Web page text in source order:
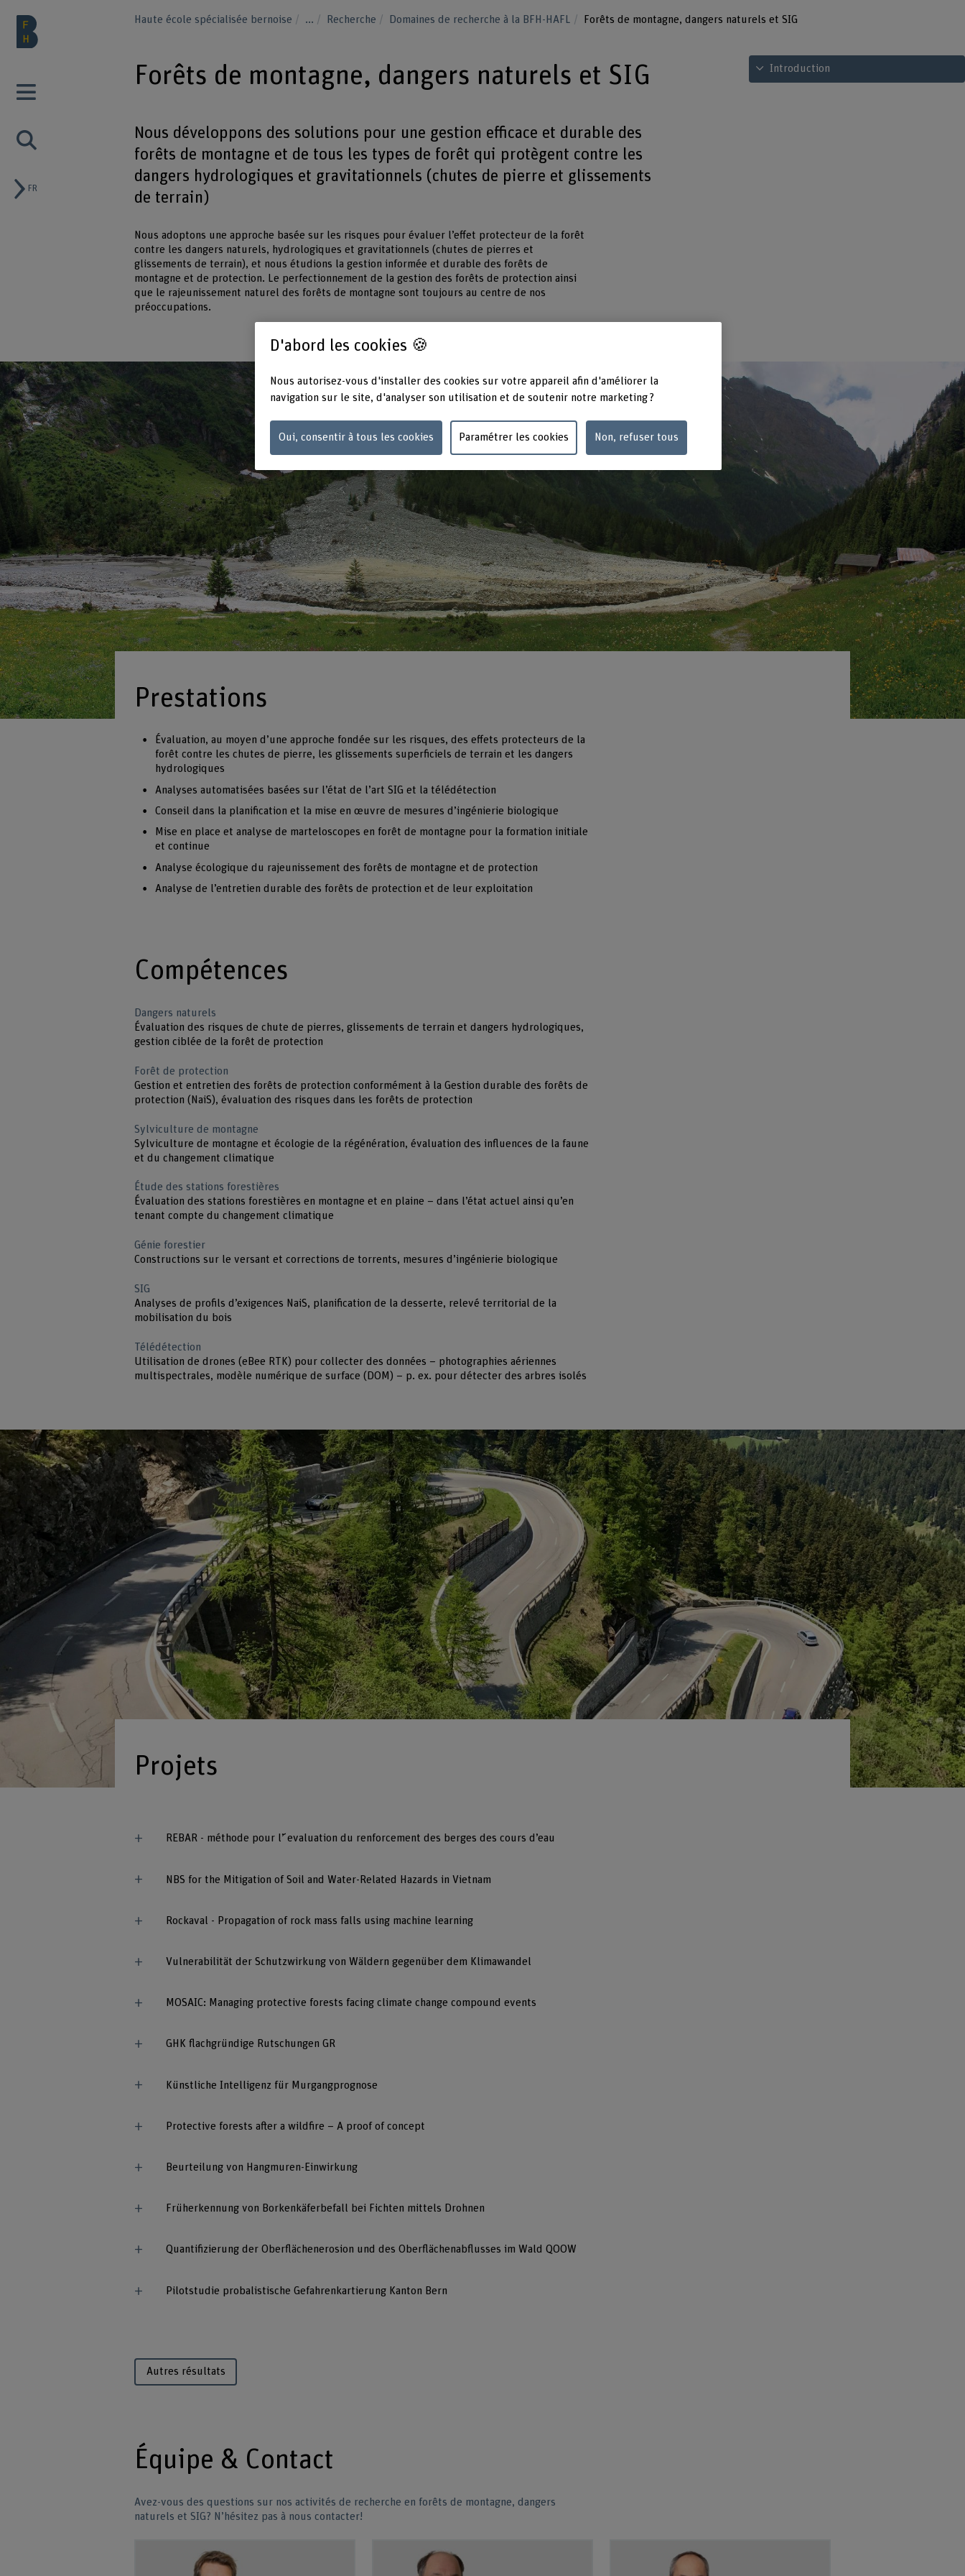
FR
Haute école spécialisée bernoise ... Recherche Domaines de recherche à la BFH-HAFL Forêts de montagne, dangers naturels et SIG
Voir le sommaire
Introduction
Forêts de montagne, dangers naturels et SIG
Nous développons des solutions pour une gestion efficace et durable des
forêts de montagne et de tous les types de forêt qui protègent contre les
dangers hydrologiques et gravitationnels (chutes de pierre et glissements
de terrain)
Nous adoptons une approche basée sur les risques pour évaluer l’effet protecteur de la forêt
contre les dangers naturels, hydrologiques et gravitationnels (chutes de pierres et
glissements de terrain), et nous étudions la gestion informée et durable des forêts de
montagne et de protection. Le perfectionnement de la gestion des forêts de protection ainsi
que le rajeunissement naturel des forêts de montagne sont toujours au centre de nos
préoccupations.
Prestations
Évaluation, au moyen d’une approche fondée sur les risques, des effets protecteurs de la
forêt contre les chutes de pierre, les glissements superficiels de terrain et les dangers
hydrologiques
Analyses automatisées basées sur l’état de l’art SIG et la télédétection
Conseil dans la planification et la mise en œuvre de mesures d’ingénierie biologique
Mise en place et analyse de marteloscopes en forêt de montagne pour la formation initiale
et continue
Analyse écologique du rajeunissement des forêts de montagne et de protection
Analyse de l’entretien durable des forêts de protection et de leur exploitation
Compétences
Dangers naturels
Évaluation des risques de chute de pierres, glissements de terrain et dangers hydrologiques,
gestion ciblée de la forêt de protection
Forêt de protection
Gestion et entretien des forêts de protection conformément à la Gestion durable des forêts de
protection (NaiS), évaluation des risques dans les forêts de protection
Sylviculture de montagne
Sylviculture de montagne et écologie de la régénération, évaluation des influences de la faune
et du changement climatique
Étude des stations forestières
Évaluation des stations forestières en montagne et en plaine – dans l’état actuel ainsi qu’en
tenant compte du changement climatique
Génie forestier
Constructions sur le versant et corrections de torrents, mesures d’ingénierie biologique
SIG
Analyses de profils d’exigences NaiS, planification de la desserte, relevé territorial de la
mobilisation du bois
Télédétection
Utilisation de drones (eBee RTK) pour collecter des données – photographies aériennes
multispectrales, modèle numérique de surface (DOM) – p. ex. pour détecter des arbres isolés
Projets
REBAR - méthode pour l’ ́evaluation du renforcement des berges des cours d’eau
NBS for the Mitigation of Soil and Water-Related Hazards in Vietnam
Rockaval - Propagation of rock mass falls using machine learning
Vulnerabilität der Schutzwirkung von Wäldern gegenüber dem Klimawandel
MOSAIC: Managing protective forests facing climate change compound events
GHK flachgründige Rutschungen GR
Künstliche Intelligenz für Murgangprognose
Protective forests after a wildfire – A proof of concept
Beurteilung von Hangmuren-Einwirkung
Früherkennung von Borkenkäferbefall bei Fichten mittels Drohnen
Quantifizierung der Oberflächenerosion und des Oberflächenabflusses im Wald QOOW
Pilotstudie probalistische Gefahrenkartierung Kanton Bern
Autres résultats
Équipe & Contact
Avez-vous des questions sur nos activités de recherche en forêts de montagne, dangers
naturels et SIG? N’hésitez pas à nous contacter!
D'abord les cookies 🍪
Nous autorisez-vous d'installer des cookies sur votre appareil afin d'améliorer la
navigation sur le site, d'analyser son utilisation et de soutenir notre marketing ?
Oui, consentir à tous les cookies Paramétrer les cookies Non, refuser tous